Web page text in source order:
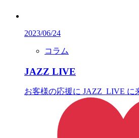
2023/06/24
コラム
JAZZ LIVE
お客様の応援に JAZZ LIVE に